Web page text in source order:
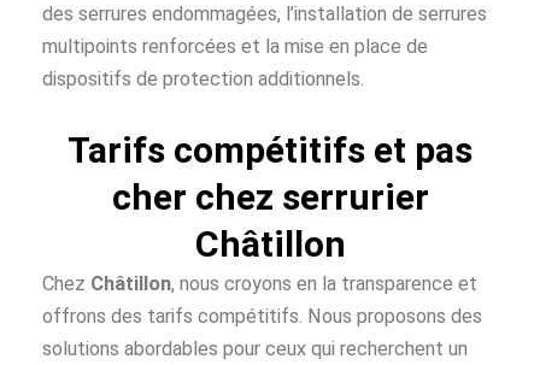
des serrures endommagées, l’installation de serrures
multipoints renforcées et la mise en place de
dispositifs de protection additionnels.
Tarifs compétitifs et pas
cher chez serrurier
Châtillon
Chez Châtillon, nous croyons en la transparence et
offrons des tarifs compétitifs. Nous proposons des
solutions abordables pour ceux qui recherchent un